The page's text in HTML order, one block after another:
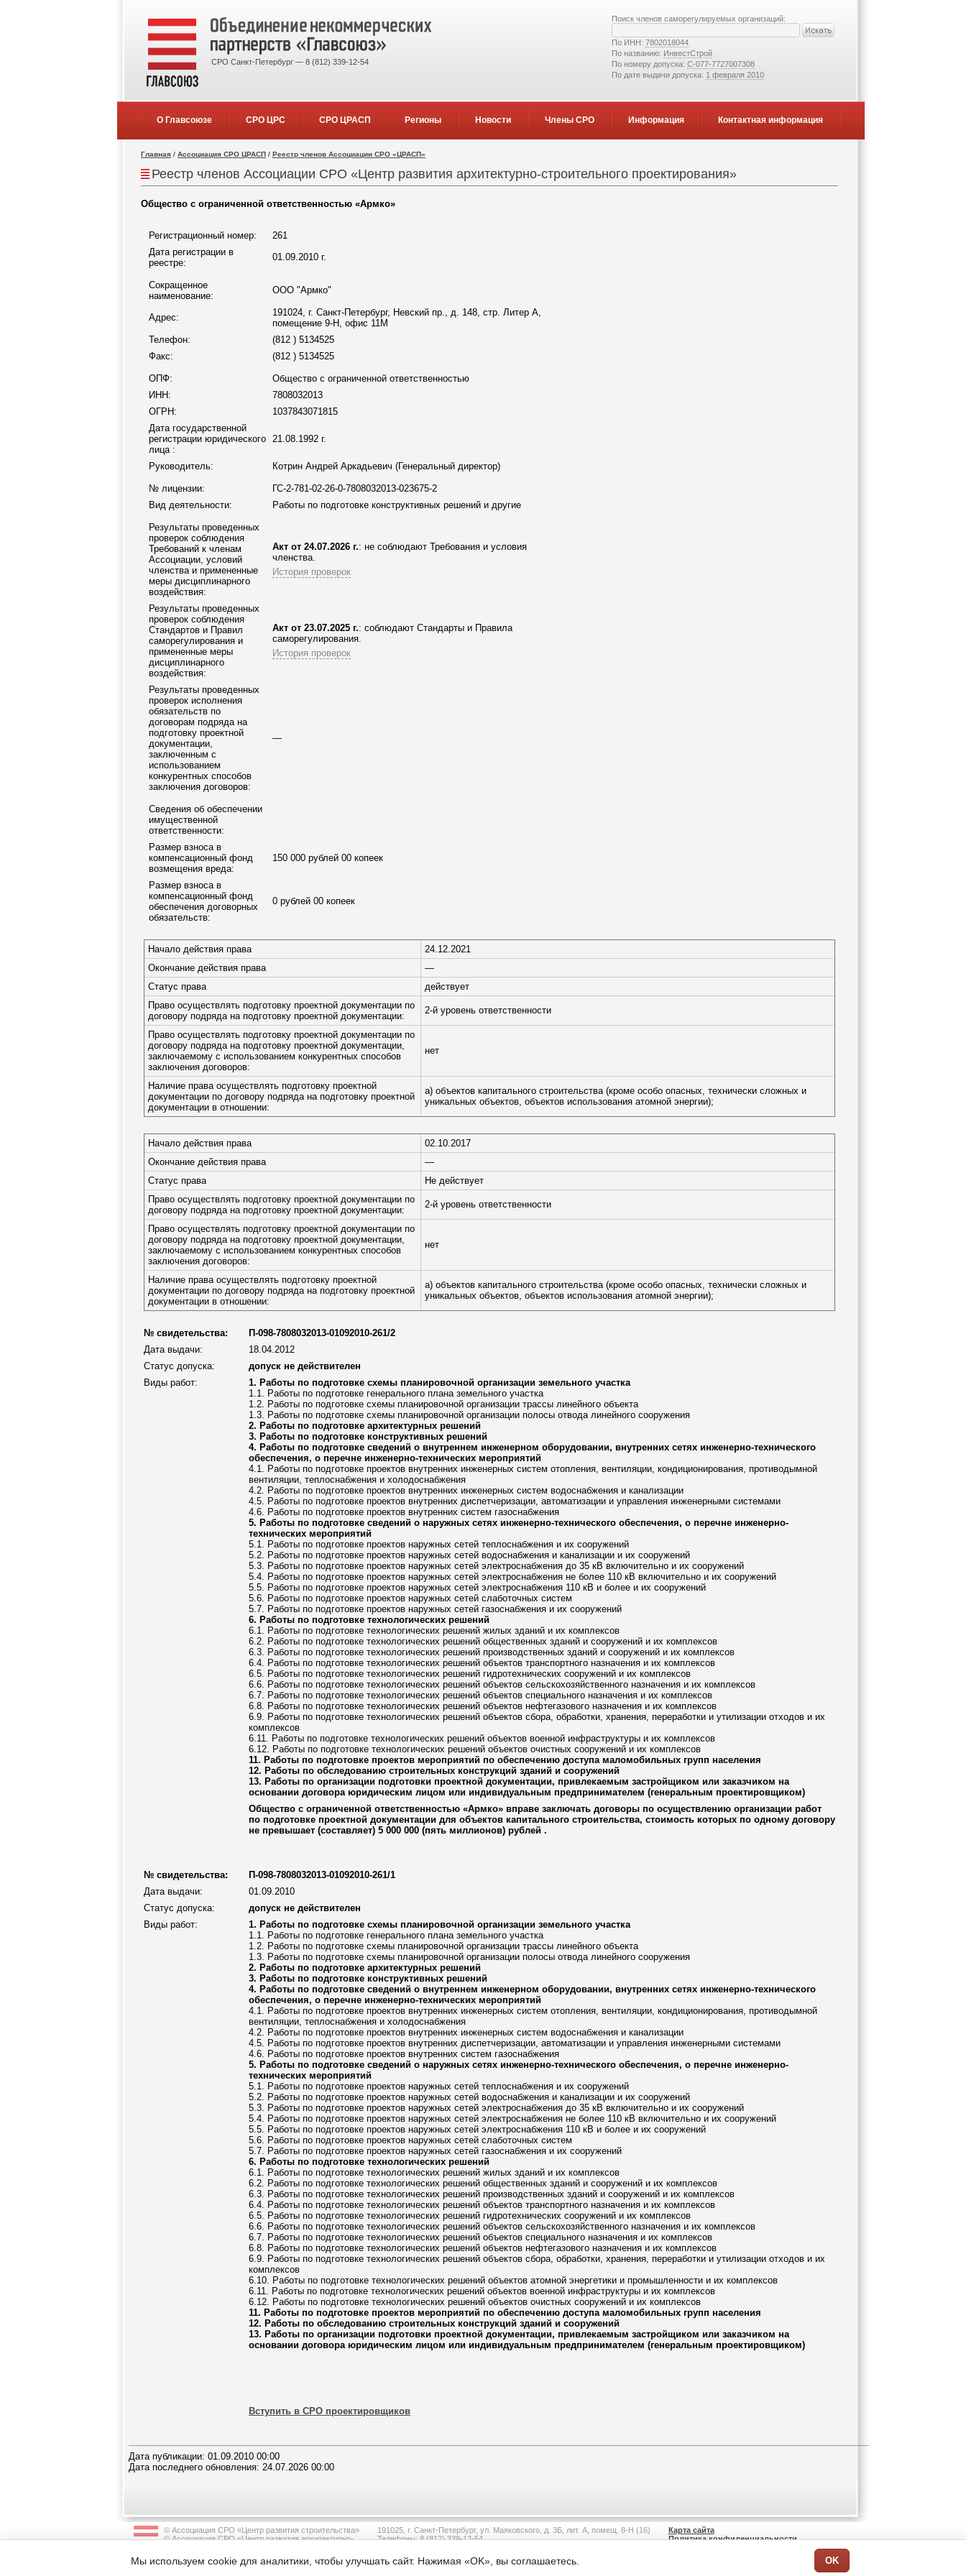
СРО Санкт-Петербург — 8 (812) 339-12-54
Поиск членов саморегулируемых организаций:
По ИНН: 7802018044
По названию: ИнвестСтрой
По номеру допуска: С-077-7727007308
По дате выдачи допуска: 1 февраля 2010
О Главсоюзе СРО ЦРС СРО ЦРАСП Регионы Новости Члены СРО Информация Контактная информация
Главная / Ассоциация СРО ЦРАСП / Реестр членов Ассоциации СРО «ЦРАСП»
Реестр членов Ассоциации СРО «Центр развития архитектурно-строительного проектирования»
Общество с ограниченной ответственностью «Армко»
Регистрационный номер:
261
Дата регистрации в
реестре:
01.09.2010 г.
Сокращенное
наименование:
ООО "Армко"
Адрес:
191024, г. Санкт-Петербург, Невский пр., д. 148, стр. Литер А,
помещение 9-Н, офис 11М
Телефон:
(812 ) 5134525
Факс:
(812 ) 5134525
ОПФ:
Общество с ограниченной ответственностью
ИНН:
7808032013
ОГРН:
1037843071815
Дата государственной
регистрации юридического
лица :
21.08.1992 г.
Руководитель: Котрин Андрей Аркадьевич (Генеральный директор)
№ лицензии:
ГС-2-781-02-26-0-7808032013-023675-2
Вид деятельности:
Работы по подготовке конструктивных решений и другие
Результаты проведенных
проверок соблюдения
Требований к членам
Ассоциации , условий
членства и примененные
меры дисциплинарного
воздействия:
Акт от 24.07.2026 г.: не соблюдают Требования и условия
членства.
История проверок
Результаты проведенных
проверок соблюдения
Стандартов и Правил
саморегулирования и
примененные меры
дисциплинарного
воздействия:
Акт от 23.07.2025 г.: соблюдают Стандарты и Правила
саморегулирования.
История проверок
Результаты проведенных
проверок исполнения
обязательств по
договорам подряда на
подготовку проектной
документации,
заключенным с
использованием
конкурентных способов
заключения договоров:
—
Сведения об обеспечении
имущественной
ответственности:
Размер взноса в
компенсационный фонд
возмещения вреда:
150 000 рублей 00 копеек
Размер взноса в
компенсационный фонд
обеспечения договорных
обязательств:
0 рублей 00 копеек
Начало действия права
24.12.2021
Окончание действия права
—
Статус права
действует
Право осуществлять подготовку проектной документации по
договору подряда на подготовку проектной документации:
2-й уровень ответственности
Право осуществлять подготовку проектной документации по
договору подряда на подготовку проектной документации,
заключаемому с использованием конкурентных способов
заключения договоров:
нет
Наличие права осуществлять подготовку проектной
документации по договору подряда на подготовку проектной
документации в отношении:
а) объектов капитального строительства (кроме особо опасных, технически сложных и
уникальных объектов, объектов использования атомной энергии);
Начало действия права
02.10.2017
Окончание действия права
—
Статус права
Не действует
Право осуществлять подготовку проектной документации по
договору подряда на подготовку проектной документации:
2-й уровень ответственности
Право осуществлять подготовку проектной документации по
договору подряда на подготовку проектной документации,
заключаемому с использованием конкурентных способов
заключения договоров:
нет
Наличие права осуществлять подготовку проектной
документации по договору подряда на подготовку проектной
документации в отношении:
а) объектов капитального строительства (кроме особо опасных, технически сложных и
уникальных объектов, объектов использования атомной энергии);
№ свидетельства:
П-098-7808032013-01092010-261/2
Дата выдачи:
18.04.2012
Статус допуска:
допуск не действителен
Виды работ:
1. Работы по подготовке схемы планировочной организации земельного участка
1.1. Работы по подготовке генерального плана земельного участка
1.2. Работы по подготовке схемы планировочной организации трассы линейного объекта
1.3. Работы по подготовке схемы планировочной организации полосы отвода линейного сооружения
2. Работы по подготовке архитектурных решений
3. Работы по подготовке конструктивных решений
4. Работы по подготовке сведений о внутреннем инженерном оборудовании, внутренних сетях инженерно-технического
обеспечения, о перечне инженерно-технических мероприятий
4.1. Работы по подготовке проектов внутренних инженерных систем отопления, вентиляции, кондиционирования, противодымной
вентиляции, теплоснабжения и холодоснабжения
4.2. Работы по подготовке проектов внутренних инженерных систем водоснабжения и канализации
4.5. Работы по подготовке проектов внутренних диспетчеризации, автоматизации и управления инженерными системами
4.6. Работы по подготовке проектов внутренних систем газоснабжения
5. Работы по подготовке сведений о наружных сетях инженерно-технического обеспечения, о перечне инженерно-
технических мероприятий
5.1. Работы по подготовке проектов наружных сетей теплоснабжения и их сооружений
5.2. Работы по подготовке проектов наружных сетей водоснабжения и канализации и их сооружений
5.3. Работы по подготовке проектов наружных сетей электроснабжения до 35 кВ включительно и их сооружений
5.4. Работы по подготовке проектов наружных сетей электроснабжения не более 110 кВ включительно и их сооружений
5.5. Работы по подготовке проектов наружных сетей электроснабжения 110 кВ и более и их сооружений
5.6. Работы по подготовке проектов наружных сетей слаботочных систем
5.7. Работы по подготовке проектов наружных сетей газоснабжения и их сооружений
6. Работы по подготовке технологических решений
6.1. Работы по подготовке технологических решений жилых зданий и их комплексов
6.2. Работы по подготовке технологических решений общественных зданий и сооружений и их комплексов
6.3. Работы по подготовке технологических решений производственных зданий и сооружений и их комплексов
6.4. Работы по подготовке технологических решений объектов транспортного назначения и их комплексов
6.5. Работы по подготовке технологических решений гидротехнических сооружений и их комплексов
6.6. Работы по подготовке технологических решений объектов сельскохозяйственного назначения и их комплексов
6.7. Работы по подготовке технологических решений объектов специального назначения и их комплексов
6.8. Работы по подготовке технологических решений объектов нефтегазового назначения и их комплексов
6.9. Работы по подготовке технологических решений объектов сбора, обработки, хранения, переработки и утилизации отходов и их
комплексов
6.11. Работы по подготовке технологических решений объектов военной инфраструктуры и их комплексов
6.12. Работы по подготовке технологических решений объектов очистных сооружений и их комплексов
11. Работы по подготовке проектов мероприятий по обеспечению доступа маломобильных групп населения
12. Работы по обследованию строительных конструкций зданий и сооружений
13. Работы по организации подготовки проектной документации, привлекаемым застройщиком или заказчиком на
основании договора юридическим лицом или индивидуальным предпринимателем (генеральным проектировщиком)
Общество с ограниченной ответственностью «Армко» вправе заключать договоры по осуществлению организации работ
по подготовке проектной документации для объектов капитального строительства, стоимость которых по одному договору
не превышает (составляет) 5 000 000 (пять миллионов) рублей .
№ свидетельства:
П-098-7808032013-01092010-261/1
Дата выдачи:
01.09.2010
Статус допуска:
допуск не действителен
Виды работ:
1. Работы по подготовке схемы планировочной организации земельного участка
1.1. Работы по подготовке генерального плана земельного участка
1.2. Работы по подготовке схемы планировочной организации трассы линейного объекта
1.3. Работы по подготовке схемы планировочной организации полосы отвода линейного сооружения
2. Работы по подготовке архитектурных решений
3. Работы по подготовке конструктивных решений
4. Работы по подготовке сведений о внутреннем инженерном оборудовании, внутренних сетях инженерно-технического
обеспечения, о перечне инженерно-технических мероприятий
4.1. Работы по подготовке проектов внутренних инженерных систем отопления, вентиляции, кондиционирования, противодымной
вентиляции, теплоснабжения и холодоснабжения
4.2. Работы по подготовке проектов внутренних инженерных систем водоснабжения и канализации
4.5. Работы по подготовке проектов внутренних диспетчеризации, автоматизации и управления инженерными системами
4.6. Работы по подготовке проектов внутренних систем газоснабжения
5. Работы по подготовке сведений о наружных сетях инженерно-технического обеспечения, о перечне инженерно-
технических мероприятий
5.1. Работы по подготовке проектов наружных сетей теплоснабжения и их сооружений
5.2. Работы по подготовке проектов наружных сетей водоснабжения и канализации и их сооружений
5.3. Работы по подготовке проектов наружных сетей электроснабжения до 35 кВ включительно и их сооружений
5.4. Работы по подготовке проектов наружных сетей электроснабжения не более 110 кВ включительно и их сооружений
5.5. Работы по подготовке проектов наружных сетей электроснабжения 110 кВ и более и их сооружений
5.6. Работы по подготовке проектов наружных сетей слаботочных систем
5.7. Работы по подготовке проектов наружных сетей газоснабжения и их сооружений
6. Работы по подготовке технологических решений
6.1. Работы по подготовке технологических решений жилых зданий и их комплексов
6.2. Работы по подготовке технологических решений общественных зданий и сооружений и их комплексов
6.3. Работы по подготовке технологических решений производственных зданий и сооружений и их комплексов
6.4. Работы по подготовке технологических решений объектов транспортного назначения и их комплексов
6.5. Работы по подготовке технологических решений гидротехнических сооружений и их комплексов
6.6. Работы по подготовке технологических решений объектов сельскохозяйственного назначения и их комплексов
6.7. Работы по подготовке технологических решений объектов специального назначения и их комплексов
6.8. Работы по подготовке технологических решений объектов нефтегазового назначения и их комплексов
6.9. Работы по подготовке технологических решений объектов сбора, обработки, хранения, переработки и утилизации отходов и их
комплексов
6.10. Работы по подготовке технологических решений объектов атомной энергетики и промышленности и их комплексов
6.11. Работы по подготовке технологических решений объектов военной инфраструктуры и их комплексов
6.12. Работы по подготовке технологических решений объектов очистных сооружений и их комплексов
11. Работы по подготовке проектов мероприятий по обеспечению доступа маломобильных групп населения
12. Работы по обследованию строительных конструкций зданий и сооружений
13. Работы по организации подготовки проектной документации, привлекаемым застройщиком или заказчиком на
основании договора юридическим лицом или индивидуальным предпринимателем (генеральным проектировщиком)
Вступить в СРО проектировщиков
Дата публикации: 01.09.2010 00:00
Дата последнего обновления: 24.07.2026 00:00
© Ассоциация СРО «Центр развития строительства»
© Ассоциация СРО «Центр развития архитектурно-
191025, г. Санкт-Петербург, ул. Маяковского, д. 3Б, лит. А, помещ. 8-Н (16)
Телефоны: 8 (812) 339-12-54
Карта сайта
Политика конфиденциальности
Мы используем cookie для аналитики, чтобы улучшать сайт. Нажимая «OK», вы соглашаетесь. OK